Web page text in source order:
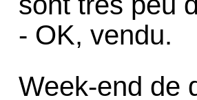
- OK, vendu.
Week-end de